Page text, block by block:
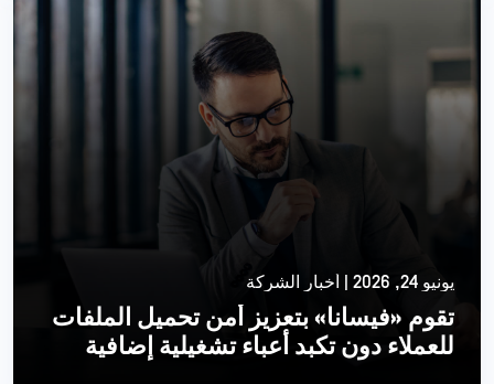
يونيو 24, 2026 | أخبار الشركة
تقوم «فيسانا» بتعزيز أمن تحميل الملفات
للعملاء دون تكبد أعباء تشغيلية إضافية